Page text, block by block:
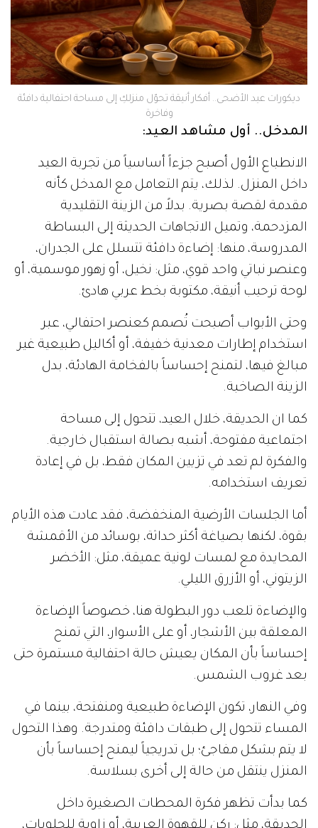
ديكورات عيد الأضحى.. أفكار أنيقة تحوّل منزلكِ إلى مساحة احتفالية دافئة
وفاخرة
المدخل.. أول مشاهد العيد:
الانطباع الأول أصبح جزءاً أساسياً من تجربة العيد
داخل المنزل. لذلك، يتم التعامل مع المدخل كأنه
مقدمة لقصة بصرية. بدلاً من الزينة التقليدية
المزدحمة، وتميل الاتجاهات الحديثة إلى البساطة
المدروسة، منها: إضاءة دافئة تتسلل على الجدران،
وعنصر نباتي واحد قوي، مثل: نخيل، أو زهور موسمية، أو
لوحة ترحيب أنيقة، مكتوبة بخط عربي هادئ.
وحتى الأبواب أصبحت تُصمم كعنصر احتفالي، عبر
استخدام إطارات معدنية خفيفة، أو أكاليل طبيعية غير
مبالغ فيها، لتمنح إحساساً بالفخامة الهادئة، بدل
الزينة الصاخبة.
كما ان الحديقة، خلال العيد، تتحول إلى مساحة
اجتماعية مفتوحة، أشبه بصالة استقبال خارجية.
والفكرة لم تعد في تزيين المكان فقط، بل في إعادة
تعريف استخدامه.
أما الجلسات الأرضية المنخفضة، فقد عادت هذه الأيام
بقوة، لكنها بصياغة أكثر حداثة، بوسائد من الأقمشة
المحايدة مع لمسات لونية عميقة، مثل: الأخضر
الزيتوني، أو الأزرق الليلي.
والإضاءة تلعب دور البطولة هنا، خصوصاً الإضاءة
المعلقة بين الأشجار، أو على الأسوار، التي تمنح
إحساساً بأن المكان يعيش حالة احتفالية مستمرة حتى
بعد غروب الشمس.
وفي النهار، تكون الإضاءة طبيعية ومنفتحة، بينما في
المساء تتحول إلى طبقات دافئة ومتدرجة. وهذا التحول
لا يتم بشكل مفاجئ؛ بل تدريجياً ليمنح إحساساً بأن
المنزل ينتقل من حالة إلى أخرى بسلاسة.
كما بدأت تظهر فكرة المحطات الصغيرة داخل